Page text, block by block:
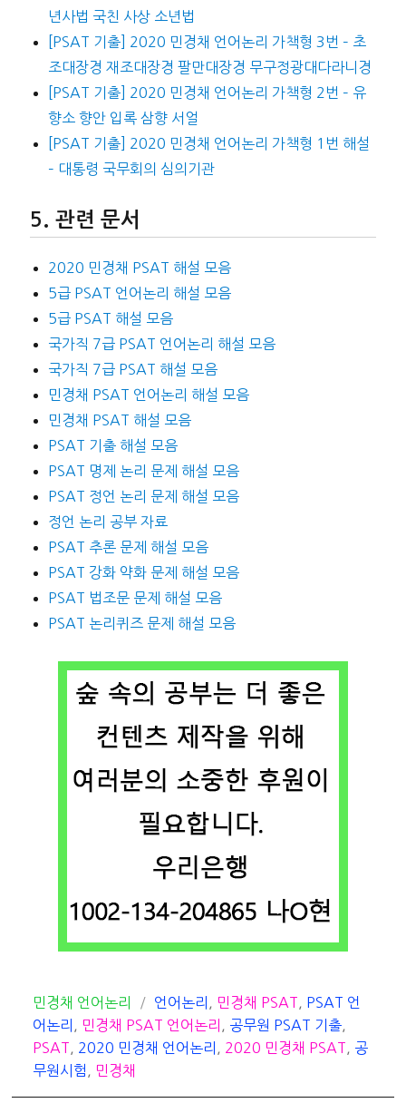
년사법 국친 사상 소년법
[PSAT 기출] 2020 민경채 언어논리 가책형 3번 – 초
조대장경 재조대장경 팔만대장경 무구정광대다라니경
[PSAT 기출] 2020 민경채 언어논리 가책형 2번 – 유
향소 향안 입록 삼향 서얼
[PSAT 기출] 2020 민경채 언어논리 가책형 1번 해설
– 대통령 국무회의 심의기관
관련 문서
2020 민경채 PSAT 해설 모음
5급 PSAT 언어논리 해설 모음
5급 PSAT 해설 모음
국가직 7급 PSAT 언어논리 해설 모음
국가직 7급 PSAT 해설 모음
민경채 PSAT 언어논리 해설 모음
민경채 PSAT 해설 모음
PSAT 기출 해설 모음
PSAT 명제 논리 문제 해설 모음
PSAT 정언 논리 문제 해설 모음
정언 논리 공부 자료
PSAT 추론 문제 해설 모음
PSAT 강화 약화 문제 해설 모음
PSAT 법조문 문제 해설 모음
PSAT 논리퀴즈 문제 해설 모음
카
테
고
리
민경채 언어논리
태
그
언어논리 민경채 PSAT
PSAT 언
어논리
민경채 PSAT 언어논리 공무원 PSAT 기출
PSAT
2020 민경채 언어논리 2020 민경채 PSAT
공
무원시험
민경채